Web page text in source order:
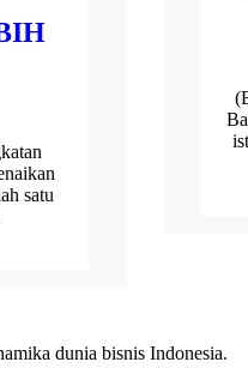
satu
dunia bisnis Indonesia.